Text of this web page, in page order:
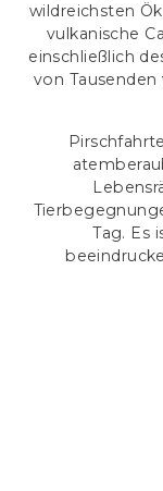
wildreichsten
vulkanische
einschließlich
von Tausenden
Tag. Es